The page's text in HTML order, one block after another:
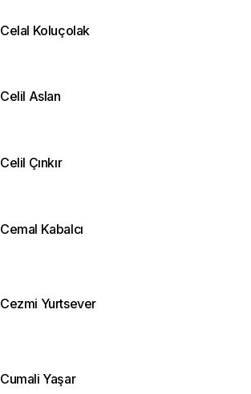
Celal Koluçolak
Celil Aslan
Celil Çınkır
Cemal Kabalcı
Cezmi Yurtsever
Cumali Yaşar